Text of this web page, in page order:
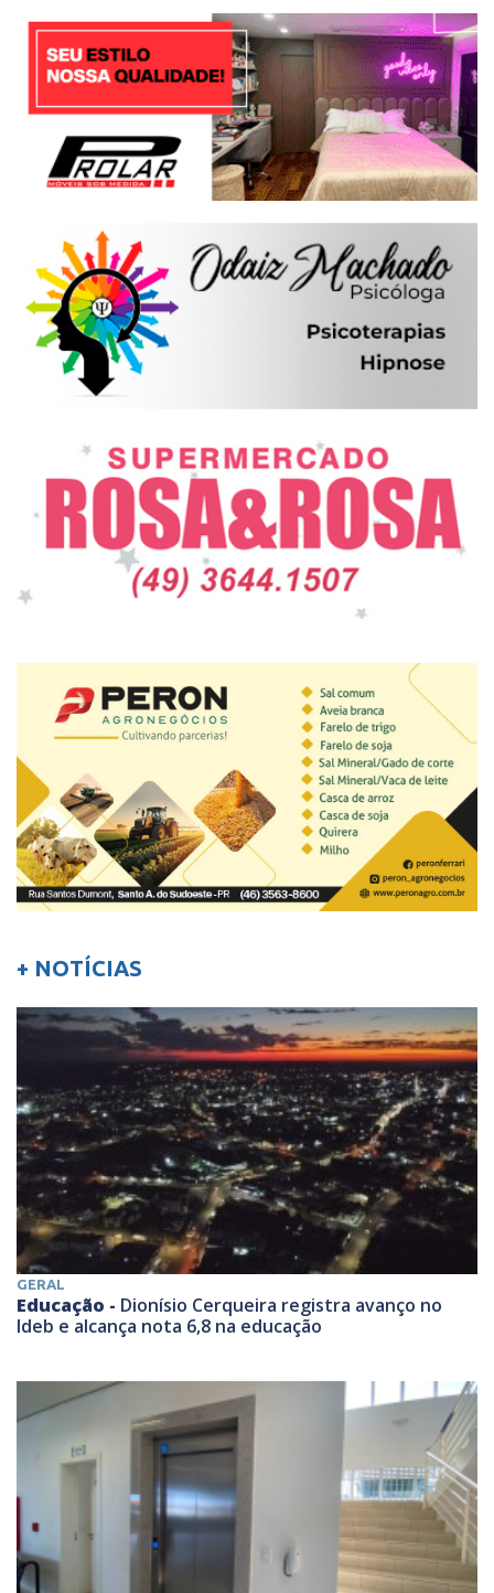
+ NOTÍCIAS
GERAL
Educação - Dionísio Cerqueira registra avanço no
Ideb e alcança nota 6,8 na educação